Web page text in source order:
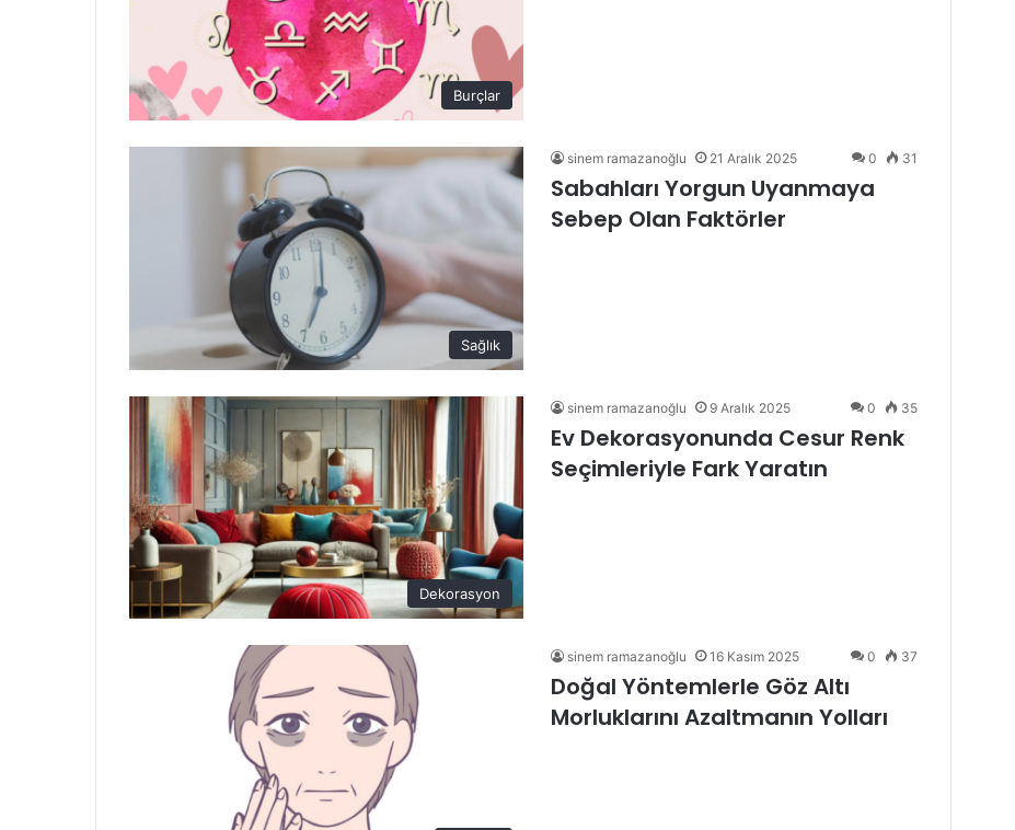
Burçlar
Sağlık
sinem ramazanoğlu 21 Aralık 2025 0 31
Sabahları Yorgun Uyanmaya
Sebep Olan Faktörler
Dekorasyon
sinem ramazanoğlu 9 Aralık 2025 0 35
Ev Dekorasyonunda Cesur Renk
Seçimleriyle Fark Yaratın
sinem ramazanoğlu 16 Kasım 2025 0 37
Doğal Yöntemlerle Göz Altı
Morluklarını Azaltmanın Yolları